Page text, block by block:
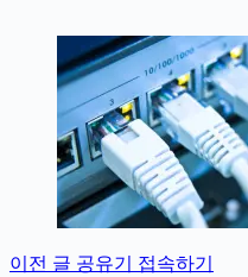
이전 글 공유기 접속하기